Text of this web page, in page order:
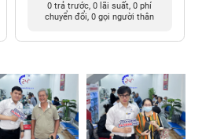
0 trả trước, 0 lãi suất, 0 phí
chuyển đổi, 0 gọi người thân